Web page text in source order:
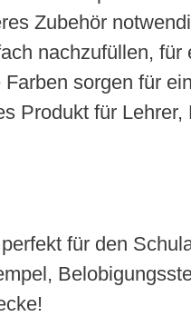
Zubehör
nachzufüllen, für
sorgen für
Produkt für
für den